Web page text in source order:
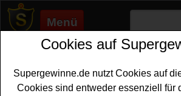
Menü
Supergewinne.de>Gewinnspiele>CD/DVD
Anzeige:
Cookies auf
Supergewinne.de nutzt Cookies auf
Cookies sind entweder essenziell für